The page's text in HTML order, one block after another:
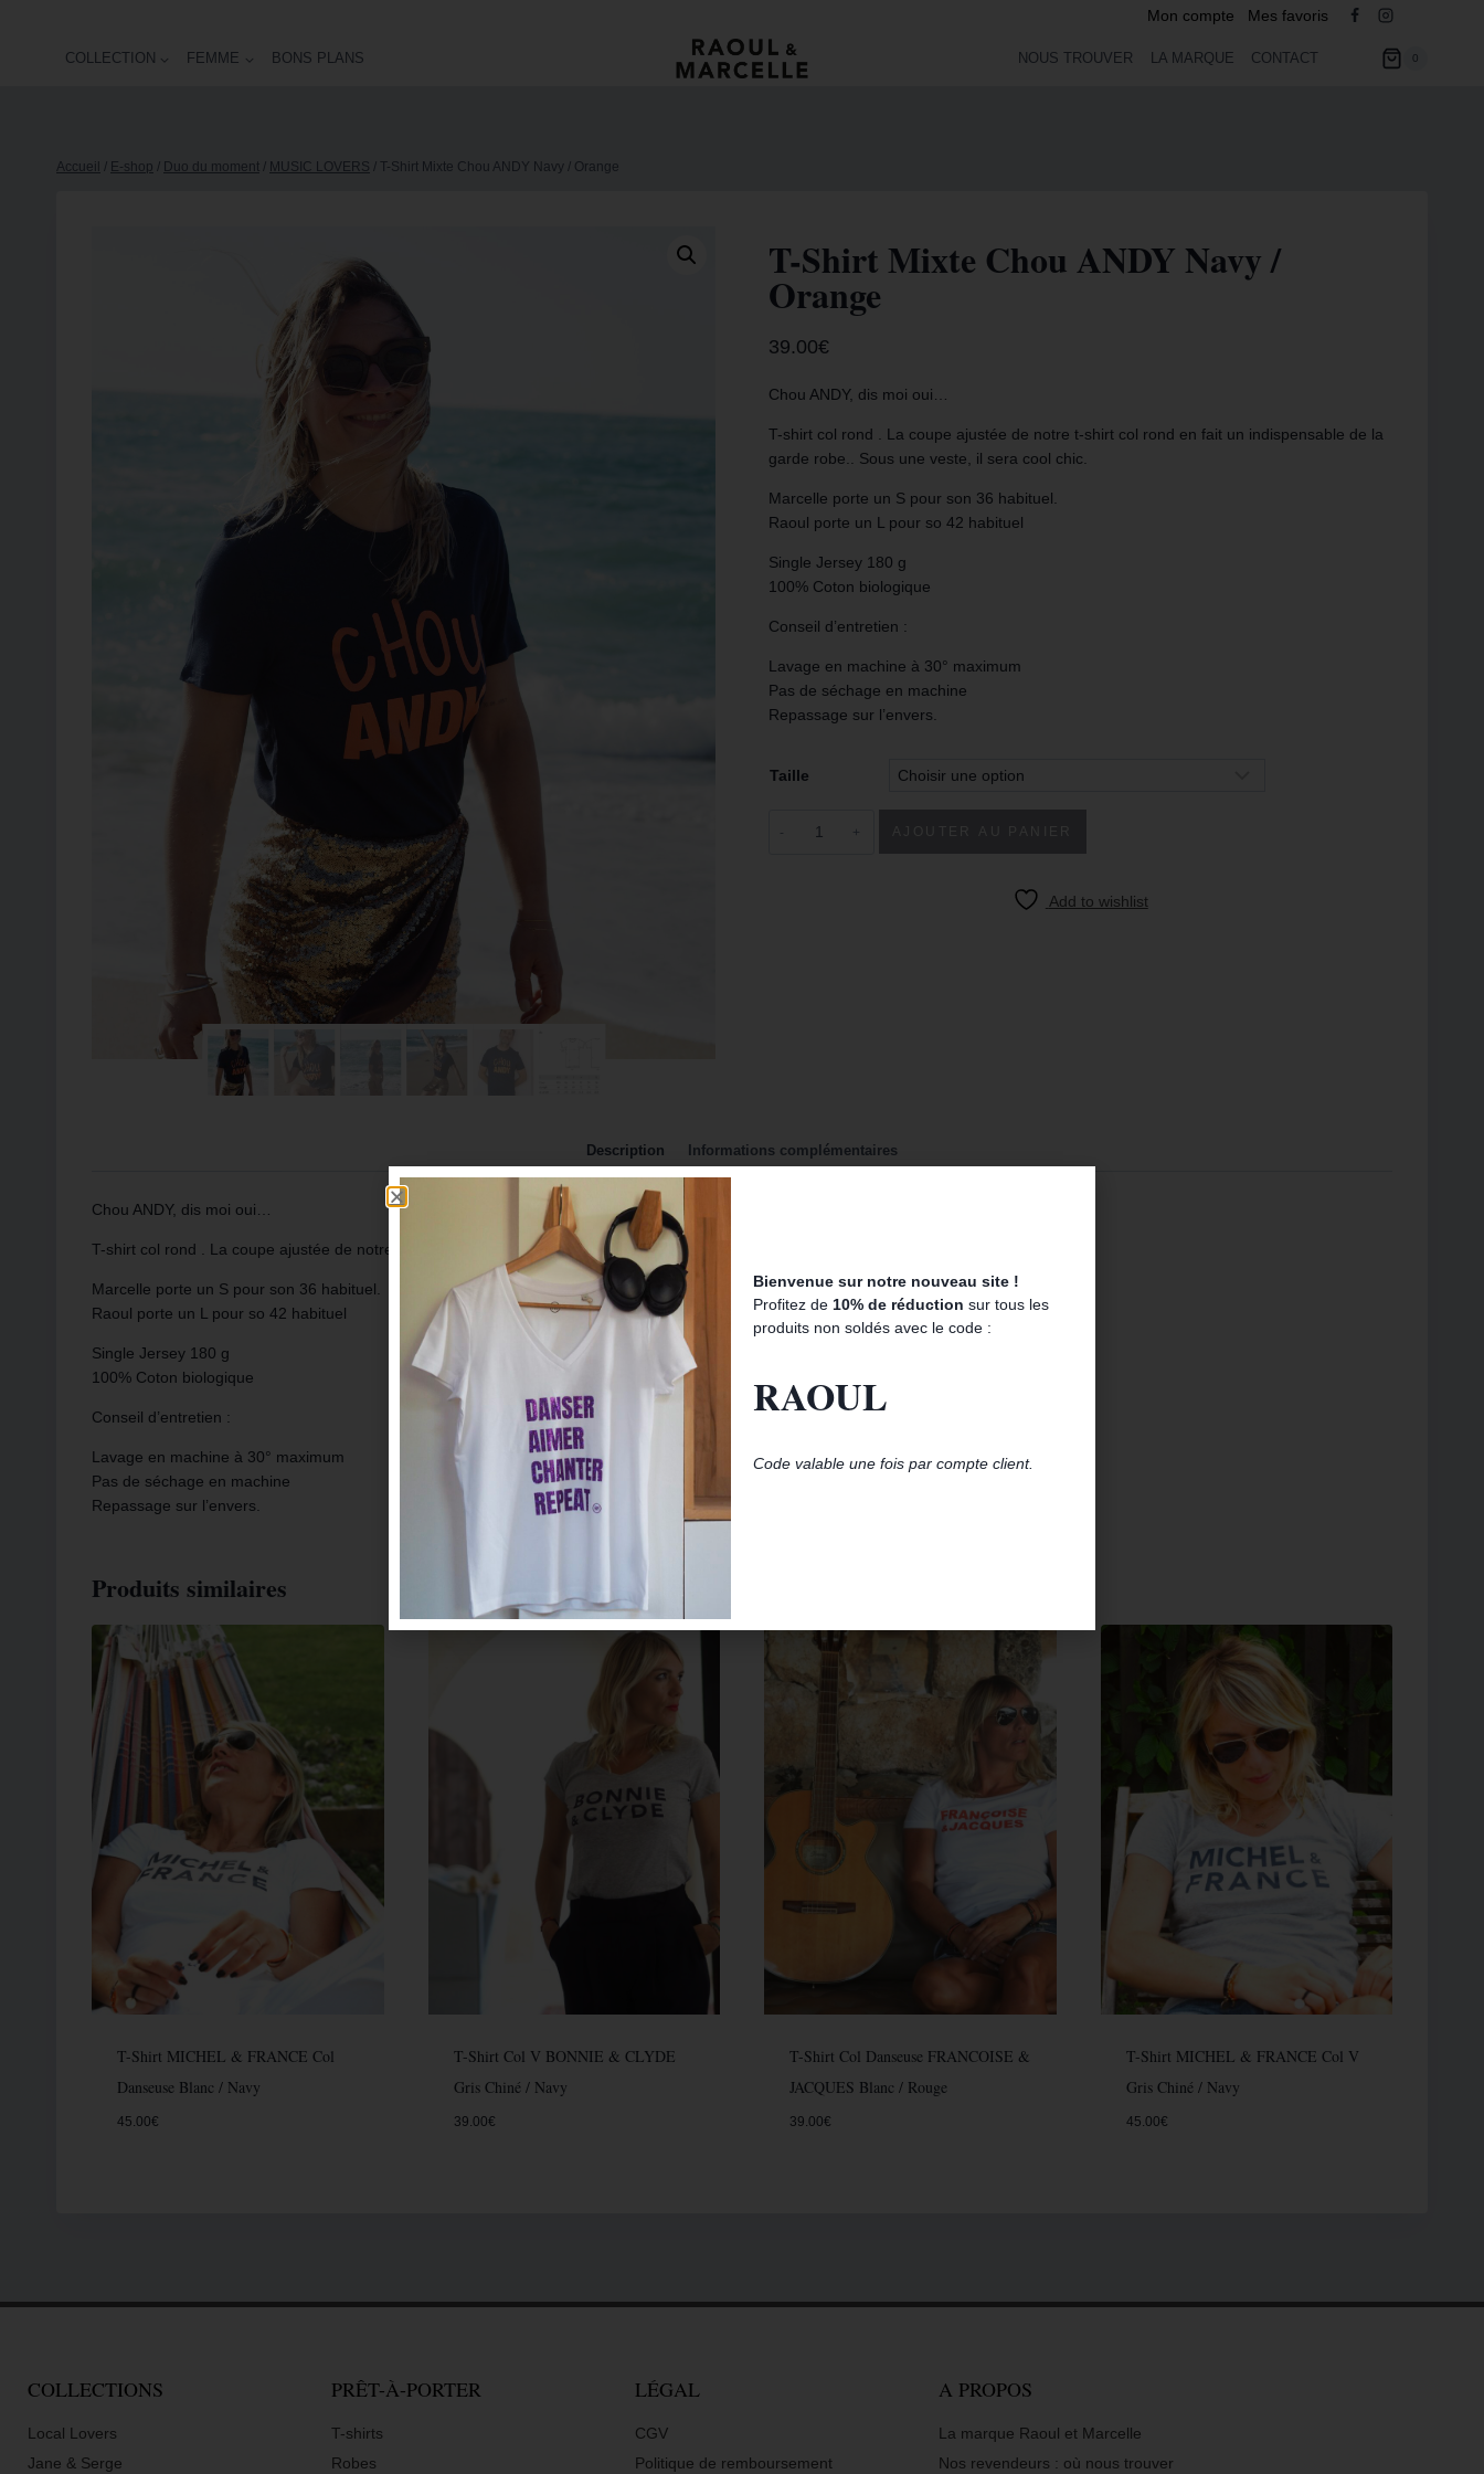
Mon compte Mes favoris
COLLECTION FEMME BONS PLANS NOUS TROUVER LA MARQUE CONTACT 0
Accueil / E-shop / Duo du moment / MUSIC LOVERS / T-Shirt Mixte Chou ANDY Navy / Orange
T-Shirt Mixte Chou ANDY Navy /
Orange
39.00€
Chou ANDY, dis moi oui…
T-shirt col rond . La coupe ajustée de notre t-shirt col rond en fait un indispensable de la
garde robe.. Sous une veste, il sera cool chic.
Marcelle porte un S pour son 36 habituel.
Raoul porte un L pour so 42 habituel
Single Jersey 180 g
100% Coton biologique
Conseil d’entretien :
Lavage en machine à 30° maximum
Pas de séchage en machine
Repassage sur l’envers.
Taille
Add to wishlist
Description Informations complémentaires
Chou ANDY, dis moi oui…
T-shirt col rond . La coupe ajustée de notre t-shirt col rond en fait un indispensable de la garde robe.. Sous une veste, il sera cool chic.
Marcelle porte un S pour son 36 habituel.
Raoul porte un L pour so 42 habituel
Single Jersey 180 g
100% Coton biologique
Conseil d’entretien :
Lavage en machine à 30° maximum
Pas de séchage en machine
Repassage sur l’envers.
Produits similaires
T-Shirt MICHEL & FRANCE Col
Danseuse Blanc / Navy
45.00€
T-Shirt Col V BONNIE & CLYDE
Gris Chiné / Navy
39.00€
T-Shirt Col Danseuse FRANCOISE &
JACQUES Blanc / Rouge
39.00€
T-Shirt MICHEL & FRANCE Col V
Gris Chiné / Navy
45.00€
COLLECTIONS
Local Lovers
Jane & Serge
PRÊT-À-PORTER
T-shirts
Robes
LÉGAL
CGV
Politique de remboursement
A PROPOS
La marque Raoul et Marcelle
Nos revendeurs : où nous trouver
Bienvenue sur notre nouveau site !
Profitez de 10% de réduction sur tous les
produits non soldés avec le code :
RAOUL
Code valable une fois par compte client.